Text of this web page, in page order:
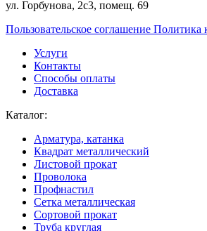
ул. Горбунова, 2с3, помещ. 69
Пользовательское соглашение Политика
Услуги
Контакты
Способы оплаты
Доставка
Каталог:
Арматура, катанка
Квадрат металлический
Листовой прокат
Проволока
Профнастил
Сетка металлическая
Сортовой прокат
Труба круглая